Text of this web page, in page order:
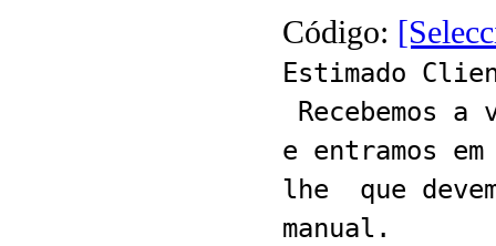
Código:
Estimado
Recebemos a
e entramos
lhe que
manual.